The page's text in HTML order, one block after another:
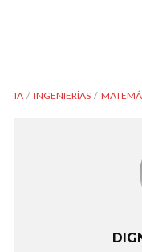
IA INGENIERÍAS